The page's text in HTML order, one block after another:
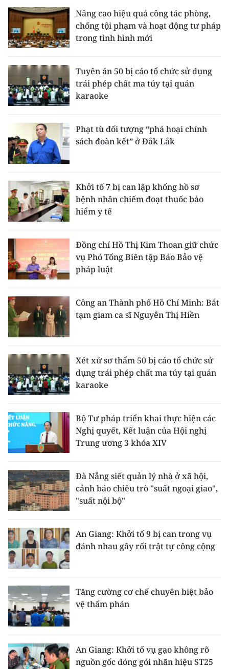
Nâng cao hiệu quả công tác phòng,
chống tội phạm và hoạt động tư pháp
trong tình hình mới
Tuyên án 50 bị cáo tổ chức sử dụng
trái phép chất ma túy tại quán
karaoke
Phạt tù đối tượng “phá hoại chính
sách đoàn kết” ở Đắk Lắk
Khởi tố 7 bị can lập khống hồ sơ
bệnh nhân chiếm đoạt thuốc bảo
hiểm y tế
Đồng chí Hồ Thị Kim Thoan giữ chức
vụ Phó Tổng Biên tập Báo Bảo vệ
pháp luật
Công an Thành phố Hồ Chí Minh: Bắt
tạm giam ca sĩ Nguyễn Thị Hiền
Xét xử sơ thẩm 50 bị cáo tổ chức sử
dụng trái phép chất ma túy tại quán
karaoke
Bộ Tư pháp triển khai thực hiện các
Nghị quyết, Kết luận của Hội nghị
Trung ương 3 khóa XIV
Đà Nẵng siết quản lý nhà ở xã hội,
cảnh báo chiêu trò "suất ngoại giao",
"suất nội bộ"
An Giang: Khởi tố 9 bị can trong vụ
đánh nhau gây rối trật tự công cộng
Tăng cường cơ chế chuyên biệt bảo
vệ thẩm phán
An Giang: Khởi tố vụ gạo không rõ
nguồn gốc đóng gói nhãn hiệu ST25